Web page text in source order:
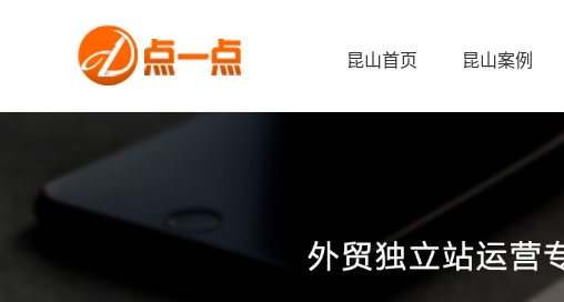
昆山首页 昆山案例